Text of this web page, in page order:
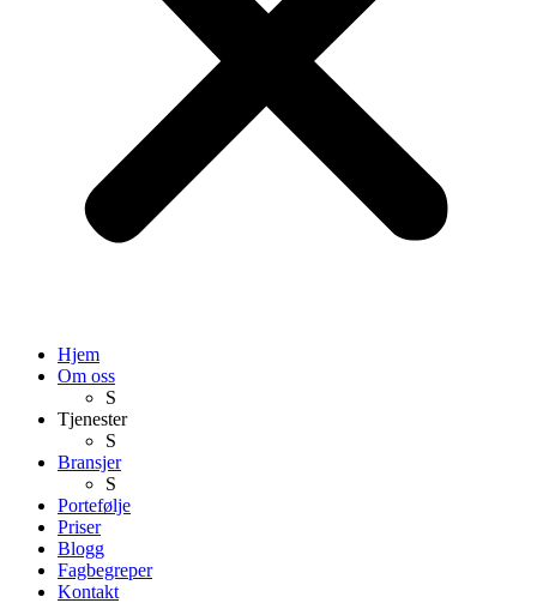
Hjem
Om oss
S
Tjenester
S
Bransjer
S
Portefølje
Priser
Blogg
Fagbegreper
Kontakt